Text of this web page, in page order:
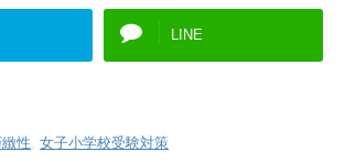
LINE
性 女子小学校受験対策